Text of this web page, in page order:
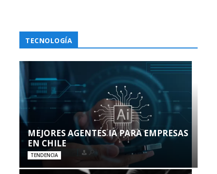
TECNOLOGÍA
MEJORES AGENTES IA PARA EMPRESAS
EN CHILE
TENDENCIA